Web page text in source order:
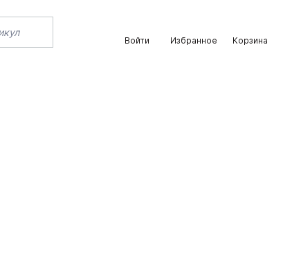
Войти Избранное Корзина